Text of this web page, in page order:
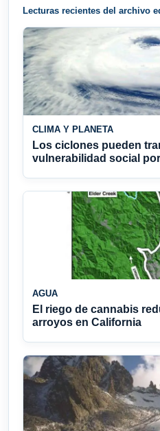
Lecturas recientes del archivo
CLIMA Y PLANETA
Los ciclones pueden
vulnerabilidad social
AGUA
El riego de cannabis
arroyos en California